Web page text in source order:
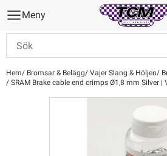
Meny
Hem Bromsar & Belägg Vajer Slang & Höljen
SRAM Brake cable end crimps Ø1,8 mm Silver |